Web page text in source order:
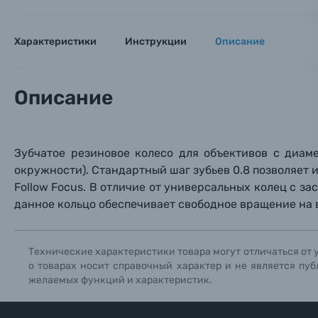
Электроника
Фоторамки
Фотоальбомы
Книги о фотографии, альбомы известных
Солнцезащитные очки
Характеристики Инструкции Описание
Описание
Зубчатое резиновое колесо для объективов с
окружности). Стандартный шаг зубьев 0.8
Follow Focus. В отличие от универсальных колец с
данное кольцо обеспечивает свободное вращение на
Технические характеристики товара могут отличаться
о товарах носит справочный характер и не является
желаемых функций и характеристик.